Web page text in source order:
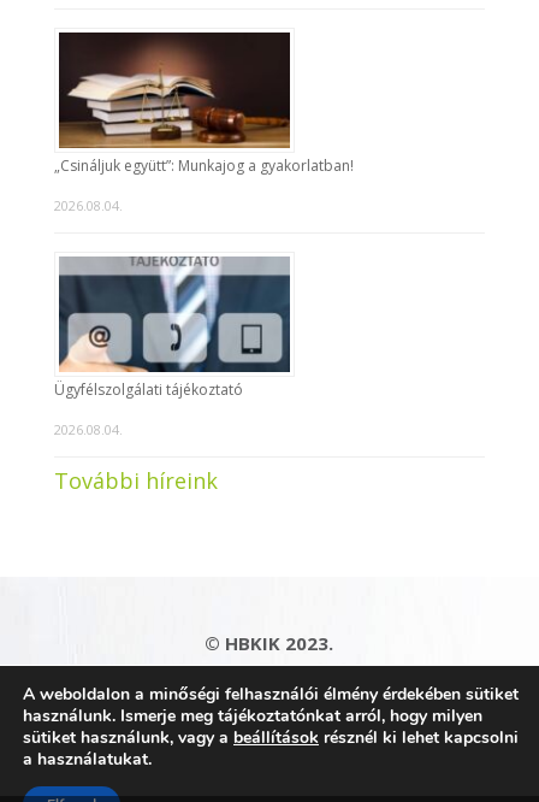
„Csináljuk együtt”: Munkajog a gyakorlatban!
2026.08.04.
Ügyfélszolgálati tájékoztató
2026.08.04.
További híreink
© HBKIK 2023.
Adatkezelési tájékoztató|Impresszum|
Kapcsolat|Honlaptérkép
A weboldalon a minőségi felhasználói élmény érdekében sütiket
használunk. Ismerje meg tájékoztatónkat arról, hogy milyen
sütiket használunk, vagy a beállítások résznél ki lehet kapcsolni
a használatukat.